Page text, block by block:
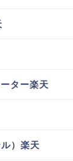
ター楽天
）楽天